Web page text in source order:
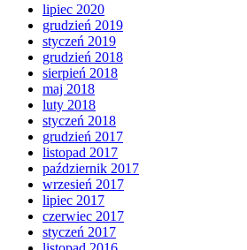
lipiec 2020
grudzień 2019
styczeń 2019
grudzień 2018
sierpień 2018
maj 2018
luty 2018
styczeń 2018
grudzień 2017
listopad 2017
październik 2017
wrzesień 2017
lipiec 2017
czerwiec 2017
styczeń 2017